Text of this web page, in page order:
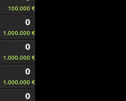
100.000 €
0
1.000.000 €
0
1.000.000 €
0
1.000.000 €
0